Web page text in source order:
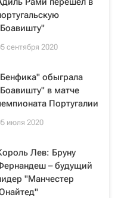
сентября 2020
обыграла
в матче
Португалии
июля 2020
Лев: Бруну
– будущий
"Манчестер